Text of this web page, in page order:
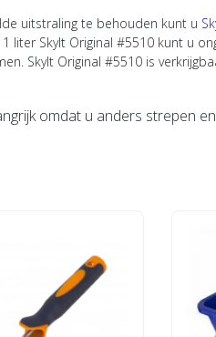
uitstraling te behouden kunt u
liter Skylt Original #5510 kunt u
Skylt Original #5510 is
omdat u anders strepen